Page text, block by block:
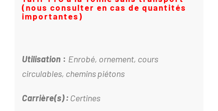
(nous consulter en cas de quantités
importantes)
Utilisation : Enrobé, ornement, cours
circulables, chemins piétons
Carrière(s) : Certines